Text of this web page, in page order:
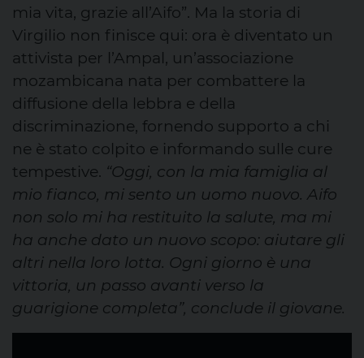
mia vita, grazie all’Aifo”. Ma la storia di
Virgilio non finisce qui: ora è diventato un
attivista per l’Ampal, un’associazione
mozambicana nata per combattere la
diffusione della lebbra e della
discriminazione, fornendo supporto a chi
ne è stato colpito e informando sulle cure
tempestive. “Oggi, con la mia famiglia al
mio fianco, mi sento un uomo nuovo. Aifo
non solo mi ha restituito la salute, ma mi
ha anche dato un nuovo scopo: aiutare gli
altri nella loro lotta. Ogni giorno è una
vittoria, un passo avanti verso la
guarigione completa”, conclude il giovane.